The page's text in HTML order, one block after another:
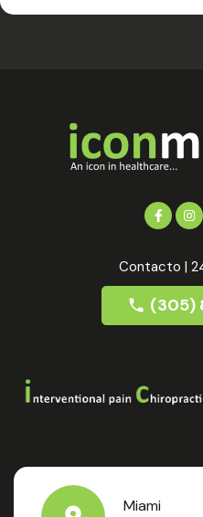
Contacto |
(305)
Miami